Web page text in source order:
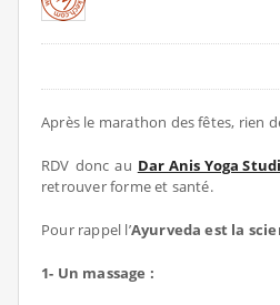
Après le marathon des fêtes, rien
RDV donc au Dar Anis Yoga
retrouver forme et santé.
Pour rappel l’Ayurveda est la
1- Un massage :